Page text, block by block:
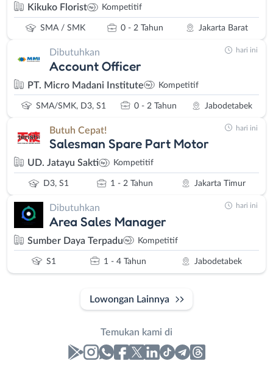
Kikuko Florist Kompetitif
SMA / SMK 0 - 2 Tahun Jakarta Barat
Dibutuhkan
Account Officer
PT. Micro Madani Institute Kompetitif
SMA/SMK, D3, S1 0 - 2 Tahun Jabodetabek
hari ini
Butuh Cepat!
Salesman Spare Part Motor
UD. Jatayu Sakti Kompetitif
D3, S1 1 - 2 Tahun Jakarta Timur
hari ini
Dibutuhkan
Area Sales Manager
Sumber Daya Terpadu Kompetitif
S1 1 - 4 Tahun Jabodetabek
hari ini
Lowongan Lainnya
Temukan kami di